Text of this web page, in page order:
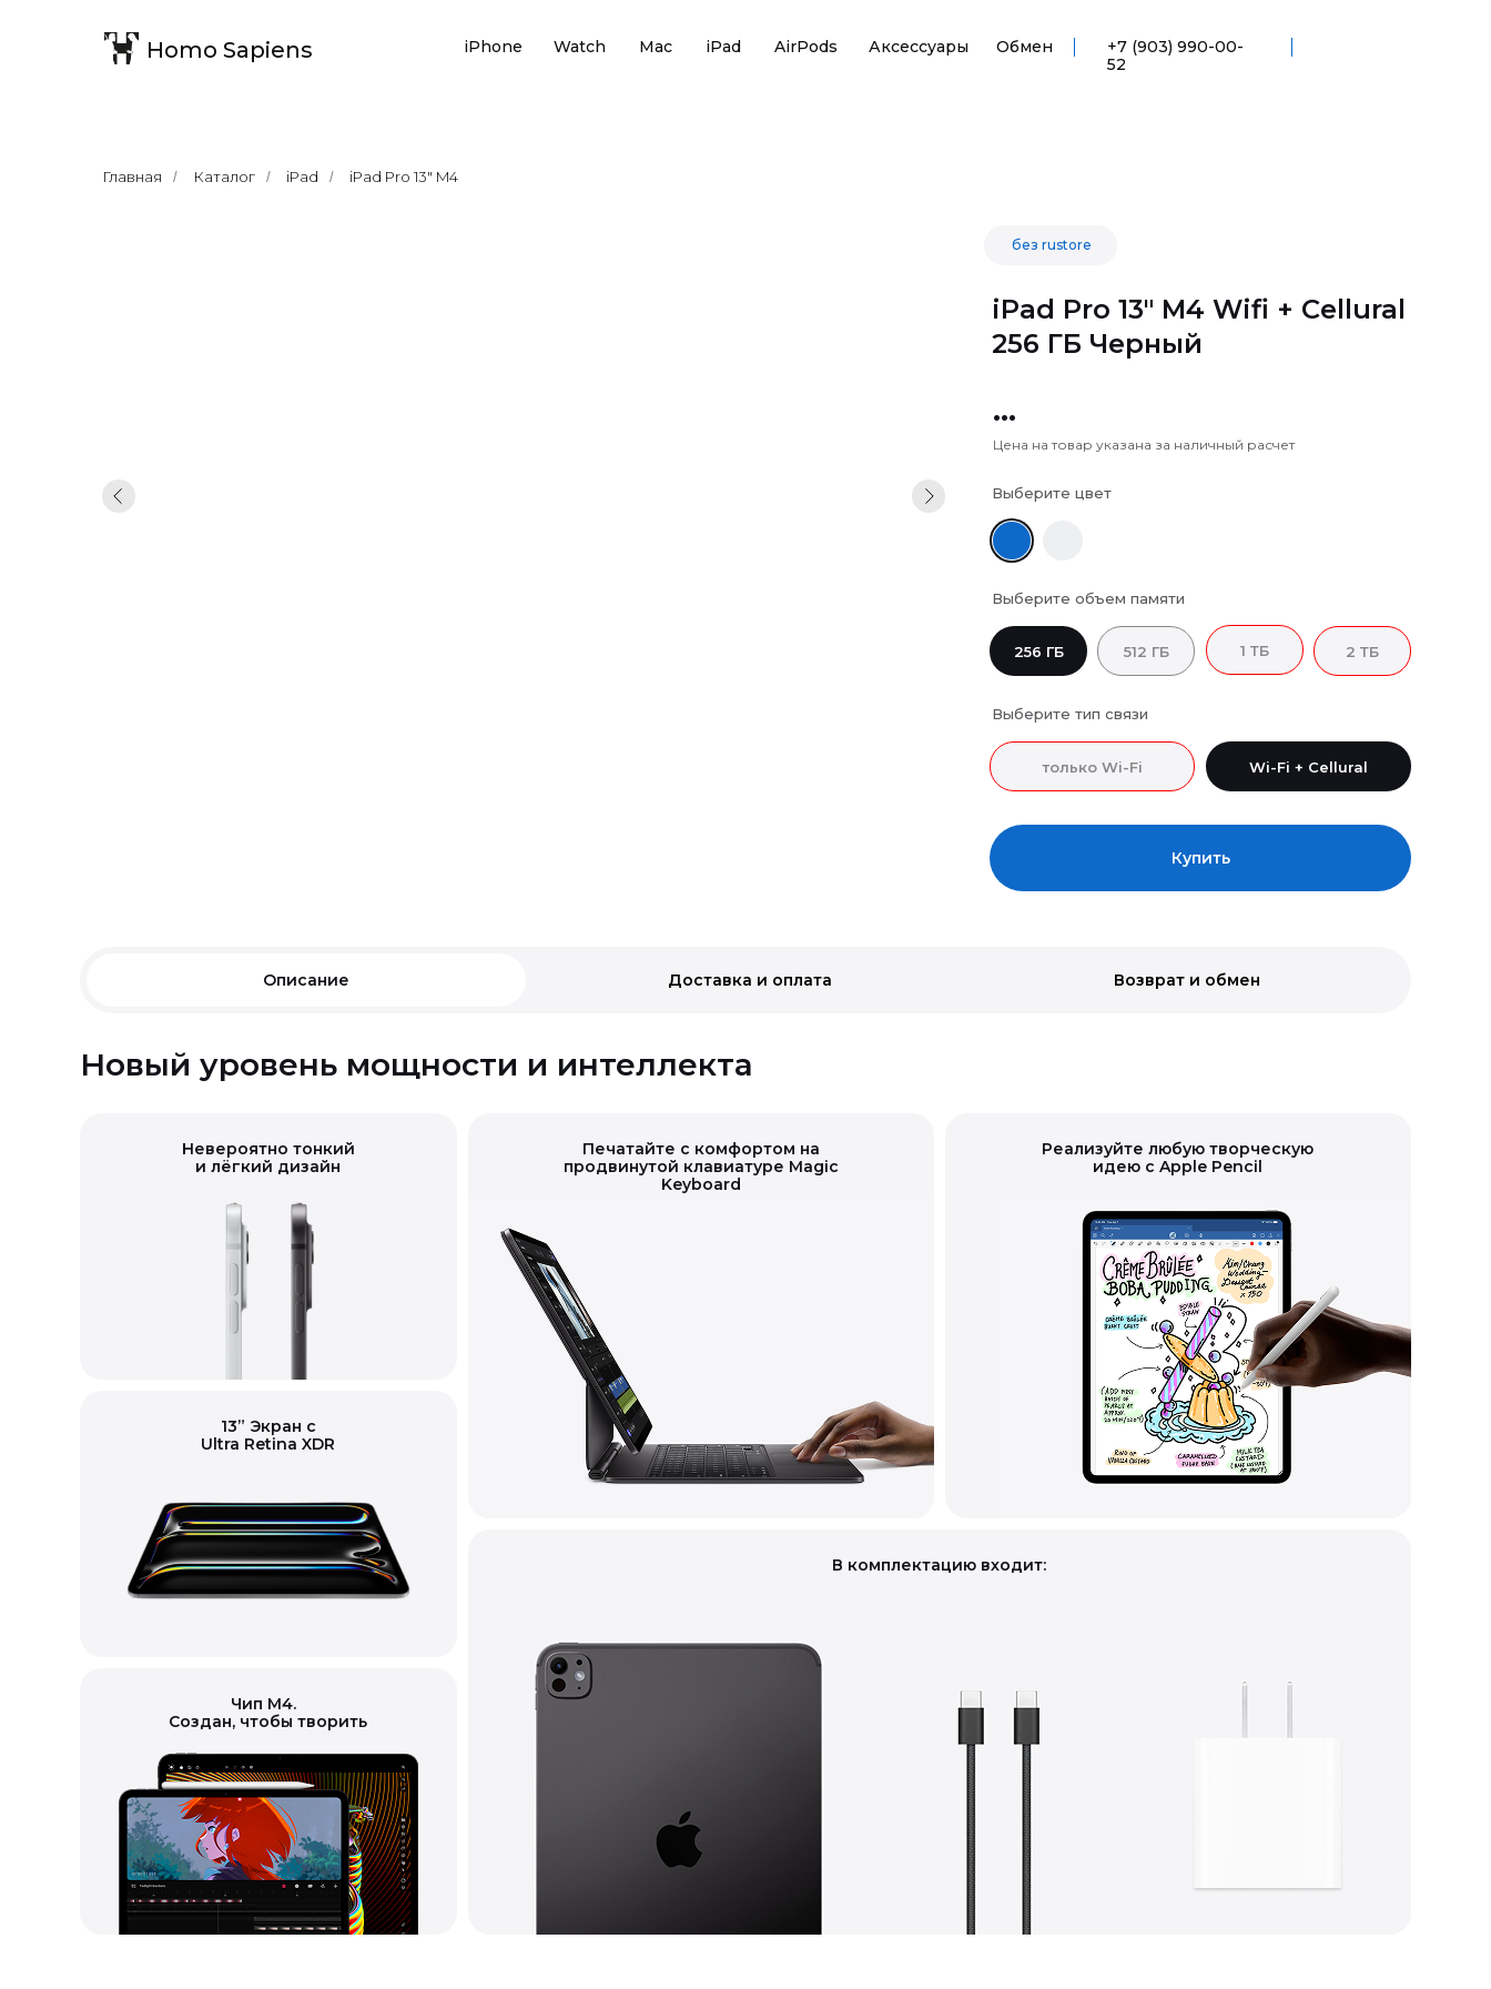
Homo Sapiens iPhone Watch Mac iPad
+7 (903) 990-00-
52
AirPods Аксессуары Обмен
Главная / Каталог / iPad / iPad Pro 13" M4
Цена на товар указана за наличный расчет
iPad Pro 13" M4 Wifi + Cellural
256 ГБ Черный
Выберите цвет
Выберите объем памяти
Выберите тип связи
...
только Wi-Fi Wi-Fi + Cellural
1 ТБ 2 ТБ
512 ГБ
256 ГБ
Купить
без rustore
Описание Доставка и оплата Возврат и обмен
Новый уровень мощности и интеллекта
Реализуйте любую творческую
идею с Apple Pencil
Печатайте с комфортом на
продвинутой клавиатуре Magic
Keyboard
В комплектацию входит:
Чип M4.
Создан, чтобы творить
13” Экран с
Ultra Retina XDR
Невероятно тонкий
и лёгкий дизайн